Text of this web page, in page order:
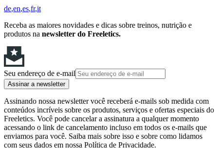
de en es fr it
Receba as maiores novidades e dicas sobre treinos, nutrição e
produtos na newsletter do Freeletics.
Seu endereço de e-mail
Assinar a newsletter
Assinando nossa newsletter você receberá e-mails sob medida com
conteúdos incríveis sobre os produtos, serviços e ofertas especiais do
Freeletics. Você pode cancelar a assinatura a qualquer momento
acessando o link de cancelamento incluso em todos os e-mails que
enviamos para você. Saiba mais sobre isso e sobre como lidamos
com seus dados em nossa Política de Privacidade.